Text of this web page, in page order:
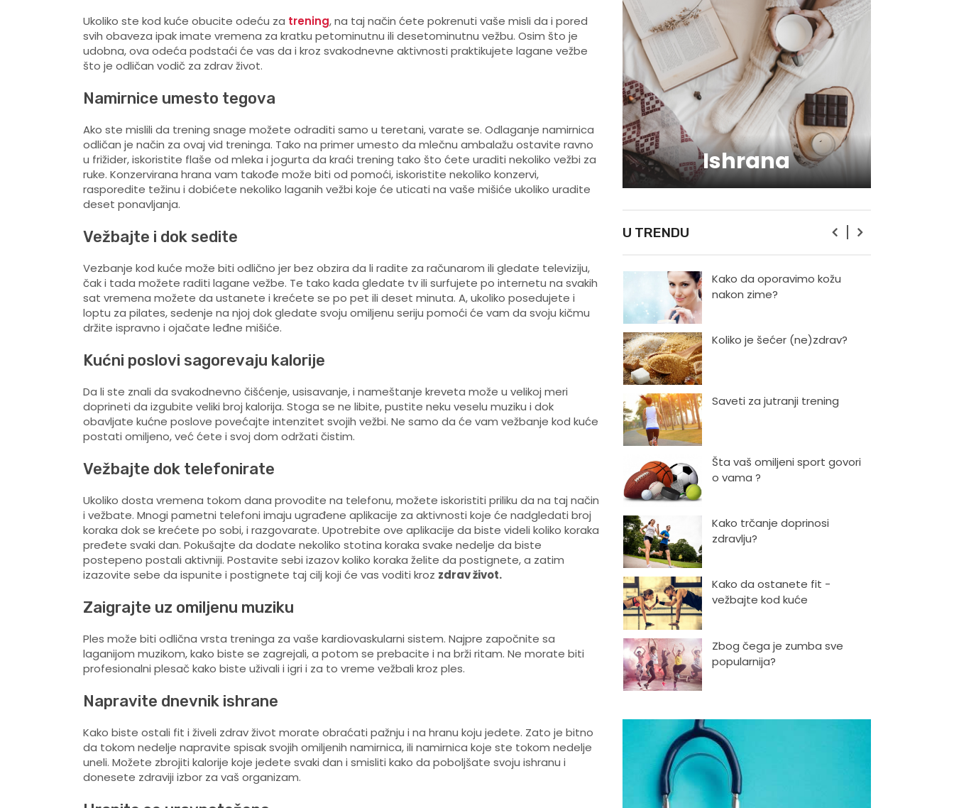
Ukoliko ste kod kuće obucite odeću za trening, na taj način ćete pokrenuti vaše misli da i pored
svih obaveza ipak imate vremena za kratku petominutnu ili desetominutnu vežbu. Osim što je
udobna, ova odeća podstaći će vas da i kroz svakodnevne aktivnosti praktikujete lagane vežbe
što je odličan vodič za zdrav život.
Namirnice umesto tegova
Ako ste mislili da trening snage možete odraditi samo u teretani, varate se. Odlaganje namirnica
odličan je način za ovaj vid treninga. Tako na primer umesto da mlečnu ambalažu ostavite ravno
u frižider, iskoristite flaše od mleka i jogurta da kraći trening tako što ćete uraditi nekoliko vežbi za
ruke. Konzervirana hrana vam takođe može biti od pomoći, iskoristite nekoliko konzervi,
rasporedite težinu i dobićete nekoliko laganih vežbi koje će uticati na vaše mišiće ukoliko uradite
deset ponavljanja.
Vežbajte i dok sedite
Vezbanje kod kuće može biti odlično jer bez obzira da li radite za računarom ili gledate televiziju,
čak i tada možete raditi lagane vežbe. Te tako kada gledate tv ili surfujete po internetu na svakih
sat vremena možete da ustanete i krećete se po pet ili deset minuta. A, ukoliko posedujete i
loptu za pilates, sedenje na njoj dok gledate svoju omiljenu seriju pomoći će vam da svoju kičmu
držite ispravno i ojačate leđne mišiće.
Kućni poslovi sagorevaju kalorije
Da li ste znali da svakodnevno čišćenje, usisavanje, i nameštanje kreveta može u velikoj meri
doprineti da izgubite veliki broj kalorija. Stoga se ne libite, pustite neku veselu muziku i dok
obavljate kućne poslove povećajte intenzitet svojih vežbi. Ne samo da će vam vežbanje kod kuće
postati omiljeno, već ćete i svoj dom održati čistim.
Vežbajte dok telefonirate
Ukoliko dosta vremena tokom dana provodite na telefonu, možete iskoristiti priliku da na taj način
i vežbate. Mnogi pametni telefoni imaju ugrađene aplikacije za aktivnosti koje će nadgledati broj
koraka dok se krećete po sobi, i razgovarate. Upotrebite ove aplikacije da biste videli koliko koraka
pređete svaki dan. Pokušajte da dodate nekoliko stotina koraka svake nedelje da biste
postepeno postali aktivniji. Postavite sebi izazov koliko koraka želite da postignete, a zatim
izazovite sebe da ispunite i postignete taj cilj koji će vas voditi kroz zdrav život.
Zaigrajte uz omiljenu muziku
Ples može biti odlična vrsta treninga za vaše kardiovaskularni sistem. Najpre započnite sa
laganijom muzikom, kako biste se zagrejali, a potom se prebacite i na brži ritam. Ne morate biti
profesionalni plesač kako biste uživali i igri i za to vreme vežbali kroz ples.
Napravite dnevnik ishrane
Kako biste ostali fit i živeli zdrav život morate obraćati pažnju i na hranu koju jedete. Zato je bitno
da tokom nedelje napravite spisak svojih omiljenih namirnica, ili namirnica koje ste tokom nedelje
uneli. Možete zbrojiti kalorije koje jedete svaki dan i smisliti kako da poboljšate svoju ishranu i
donesete zdraviji izbor za vaš organizam.
Ishrana
U TRENDU
Zbog čega je zumba sve
popularnija?
Mitovi o zdravoj hrani
Skijanje pa plivanje, idealne
aktivnosti na raspustu u
Sloveniji
Kako da oporavimo kožu
nakon zime?
Koliko je šećer (ne)zdrav?
Saveti za jutranji trening
Šta vaš omiljeni sport govori
o vama ?
Kako trčanje doprinosi
zdravlju?
Kako da ostanete fit -
vežbajte kod kuće
Zbog čega je zumba sve
popularnija?
Skijanje pa plivanje, idealne
aktivnosti na raspustu u
Sloveniji